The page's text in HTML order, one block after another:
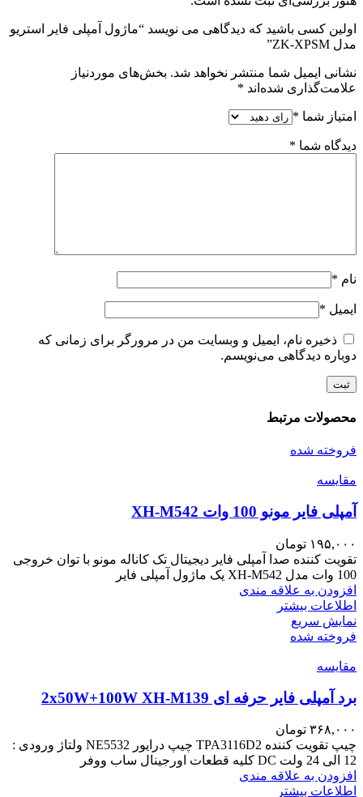
اولین کسی باشید که دیدگاهی می نویسد “ماژول آمپلی فایر استریو
مدل ZK-XPSM”
نشانی ایمیل شما منتشر نخواهد شد. بخش‌های موردنیاز
علامت‌گذاری شده‌اند *
امتیاز شما *
دیدگاه شما *
نام *
ایمیل *
ذخیره نام، ایمیل و وبسایت من در مرورگر برای زمانی که
دوباره دیدگاهی می‌نویسم.
محصولات مرتبط
فروخته شده
مقايسه
آمپلی فایر مونو 100 وات XH-M542
۱۹۵,۰۰۰ تومان
تقویت کننده صدا آمپلی فایر دیجیتال تک کاناله مونو با توان خروجی
100 وات مدل XH-M542 یک ماژول آمپلی فایر
افزودن به علاقه مندی
اطلاعات بیشتر
نمایش سریع
فروخته شده
مقايسه
برد آمپلی فایر حرفه ای 2x50W+100W XH-M139
۳۶۸,۰۰۰ تومان
چیپ تقویت کننده TPA3116D2 چیپ درایور NE5532 ولتاژ ورودی :
12 الی 24 ولت DC کلیه قطعات اورجینال ساب ووفر
افزودن به علاقه مندی
اطلاعات بیشتر